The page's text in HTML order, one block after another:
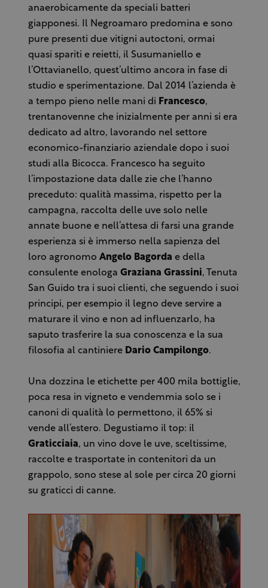
anaerobicamente da speciali batteri
giapponesi. Il Negroamaro predomina e sono
pure presenti due vitigni autoctoni, ormai
quasi spariti e reietti, il Susumaniello e
l’Ottavianello, quest’ultimo ancora in fase di
studio e sperimentazione. Dal 2014 l’azienda è
a tempo pieno nelle mani di Francesco,
trentanovenne che inizialmente per anni si era
dedicato ad altro, lavorando nel settore
economico-finanziario aziendale dopo i suoi
studi alla Bicocca. Francesco ha seguito
l’impostazione data dalle zie che l’hanno
preceduto: qualità massima, rispetto per la
campagna, raccolta delle uve solo nelle
annate buone e nell’attesa di farsi una grande
esperienza si è immerso nella sapienza del
loro agronomo Angelo Bagorda e della
consulente enologa Graziana Grassini, Tenuta
San Guido tra i suoi clienti, che seguendo i suoi
principi, per esempio il legno deve servire a
maturare il vino e non ad influenzarlo, ha
saputo trasferire la sua conoscenza e la sua
filosofia al cantiniere Dario Campilongo.
Una dozzina le etichette per 400 mila bottiglie,
poca resa in vigneto e vendemmia solo se i
canoni di qualità lo permettono, il 65% si
vende all’estero. Degustiamo il top: il
Graticciaia, un vino dove le uve, sceltissime,
raccolte e trasportate in contenitori da un
grappolo, sono stese al sole per circa 20 giorni
su graticci di canne.